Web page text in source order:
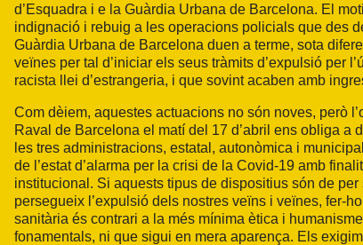
d’Esquadra i e la Guàrdia Urbana de Barcelona. El
indignació i rebuig a les operacions policials que des
Guàrdia Urbana de Barcelona duen a terme, sota
veïnes per tal d’iniciar els seus tràmits d’expulsió per
racista llei d’estrangeria, i que sovint acaben amb
Com dèiem, aquestes actuacions no són noves, però
Raval de Barcelona el matí del 17 d’abril ens obliga
les tres administracions, estatal, autonòmica i
de l’estat d’alarma per la crisi de la Covid-19 amb
institucional. Si aquests tipus de dispositius són de
persegueix l’expulsió dels nostres veïns i veïnes, fer-
sanitària és contrari a la més mínima ètica i
fonamentals, ni que sigui en mera aparença. Els